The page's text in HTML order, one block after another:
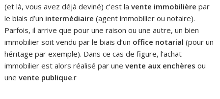
(et là, vous avez déjà deviné) c’est lavente immobilière par
le biais d’un intermédiaire (agent immobilier ou notaire).
Parfois, il arrive que pour une raison ou une autre, un bien
immobilier soit vendu par le biais d’un office notarial (pour un
héritage par exemple). Dans ce cas de figure, l’achat
immobilier est alors réalisé par unevente aux enchères ou
unevente publique.r